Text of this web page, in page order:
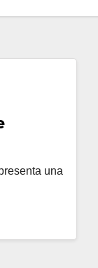
una